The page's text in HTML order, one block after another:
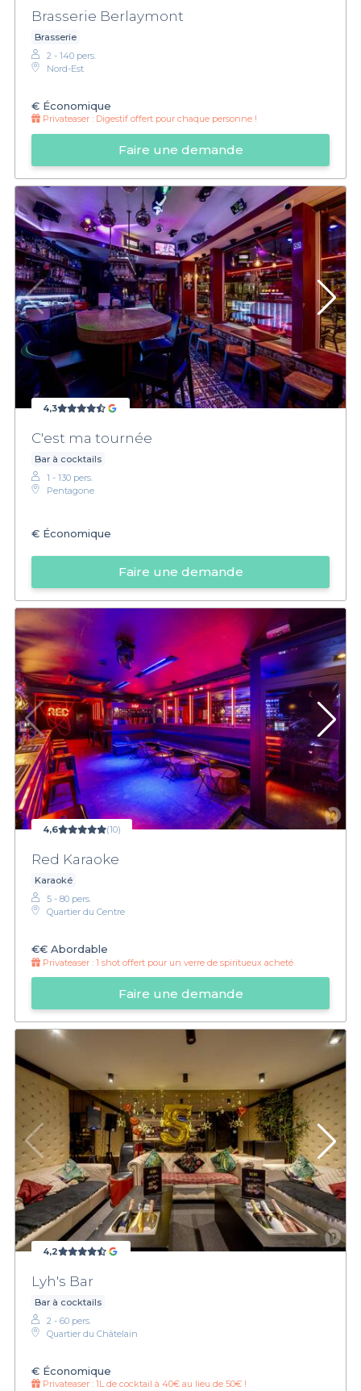
Brasserie Berlaymont
Brasserie
2 - 140 pers.
Nord-Est
€ Économique
Privateaser : Digestif offert pour chaque personne !
Faire une demande
4,3
C'est ma tournée
Bar à cocktails
1 - 130 pers.
Pentagone
€ Économique
Faire une demande
4,6 (10)
Red Karaoke
Karaoké
5 - 80 pers.
Quartier du Centre
€€ Abordable
Privateaser : 1 shot offert pour un verre de spiritueux acheté
Faire une demande
4,2
Lyh's Bar
Bar à cocktails
2 - 60 pers.
Quartier du Châtelain
€ Économique
Privateaser : 1L de cocktail à 40€ au lieu de 50€ !